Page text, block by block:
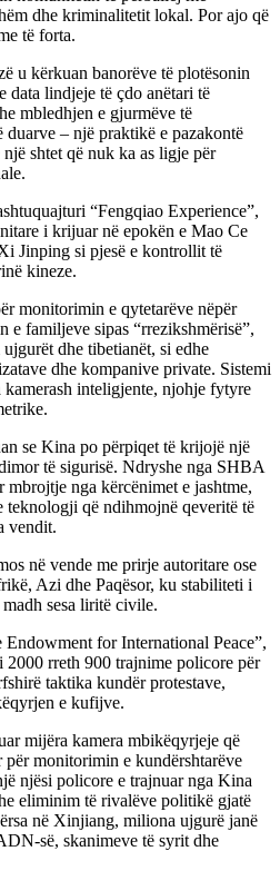
dhe kriminalitetit lokal. Por ajo që
të forta.
u kërkuan banorëve të plotësonin
data lindjeje të çdo anëtari të
mbledhjen e gjurmëve të
duarve – një praktikë e pazakontë
shtet që nuk ka as ligje për
“Fengqiao Experience”,
i krijuar në epokën e Mao Ce
Jinping si pjesë e kontrollit të
kineze.
monitorimin e qytetarëve nëpër
e familjeve sipas “rrezikshmërisë”,
dhe tibetianët, si edhe
dhe kompanive private. Sistemi
kamerash inteligjente, njohje fytyre
se Kina po përpiqet të krijojë një
të sigurisë. Ndryshe nga SHBA
mbrojtje nga kërcënimet e jashtme,
teknologji që ndihmojnë qeveritë të
vendit.
në vende me prirje autoritare ose
Azi dhe Paqësor, ku stabiliteti i
sesa liritë civile.
Endowment for International Peace”,
rreth 900 trajnime policore për
taktika kundër protestave,
e kufijve.
mijëra kamera mbikëqyrjeje që
për monitorimin e kundërshtarëve
njësi policore e trajnuar nga Kina
eliminim të rivalëve politikë gjatë
në Xinjiang, miliona ujgurë janë
së, skanimeve të syrit dhe